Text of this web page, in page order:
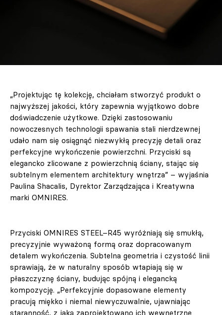
„Projektując tę kolekcję, chciałam stworzyć produkt o
najwyższej jakości, który zapewnia wyjątkowo dobre
doświadczenie użytkowe. Dzięki zastosowaniu
nowoczesnych technologii spawania stali nierdzewnej
udało nam się osiągnąć niezwykłą precyzję detali oraz
perfekcyjne wykończenie powierzchni. Przyciski są
elegancko zlicowane z powierzchnią ściany, stając się
subtelnym elementem architektury wnętrza” – wyjaśnia
Paulina Shacalis, Dyrektor Zarządzająca i Kreatywna
marki OMNIRES.
Przyciski OMNIRES STEEL–R45 wyróżniają się smukłą,
precyzyjnie wyważoną formą oraz dopracowanym
detalem wykończenia. Subtelna geometria i czystość linii
sprawiają, że w naturalny sposób wtapiają się w
płaszczyznę ściany, budując spójną i elegancką
kompozycję. „Perfekcyjnie dopasowane elementy
pracują miękko i niemal niewyczuwalnie, ujawniając
staranność, z jaką zaprojektowano ich wewnętrzne